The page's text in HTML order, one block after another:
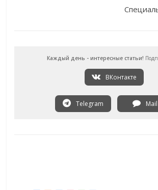
Каждый день - интересные статьи!
ВКонтакте
Telegram Mail